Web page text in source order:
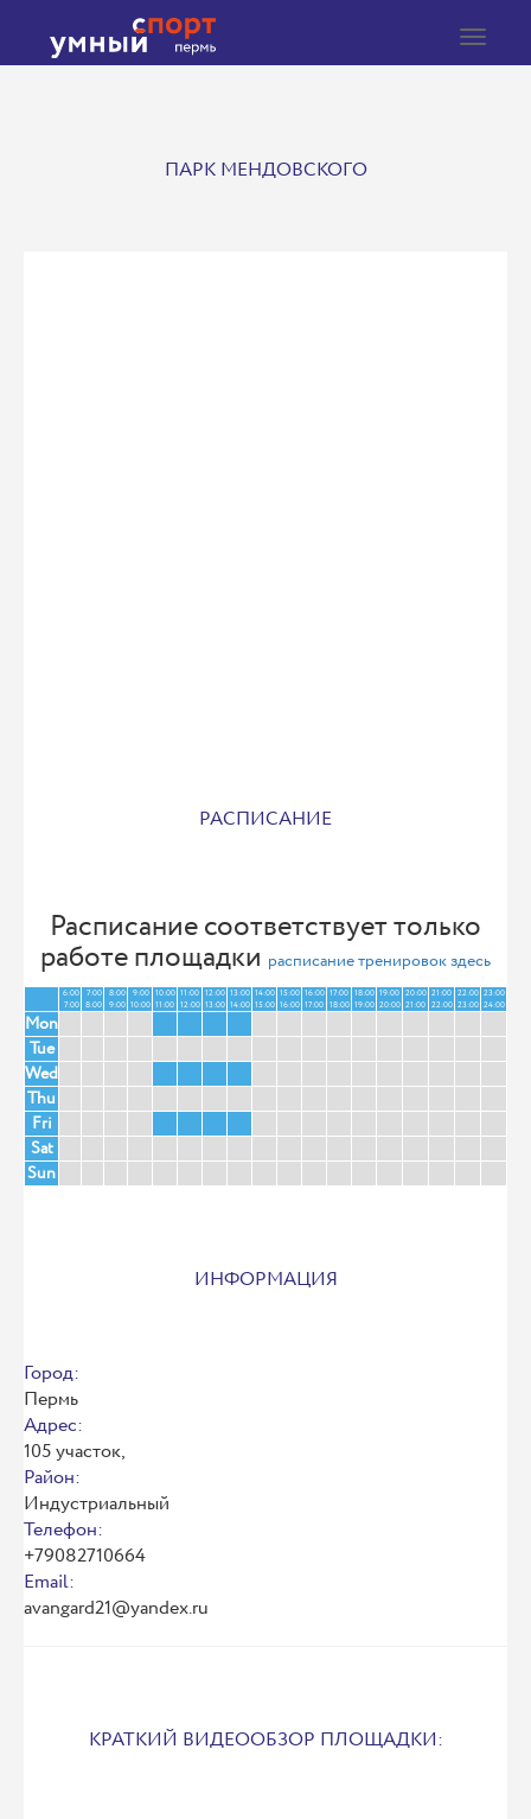
Toggle
ПАРК МЕНДОВСКОГО
РАСПИСАНИЕ
Расписание соответствует только
работе площадки расписание тренировок здесь
6:00
7:00
7:00
8:00
8:00
9:00
9:00
10:00
10:00
11:00
11:00
12:00
12:00
13:00
13:00
14:00
14:00
15:00
15:00
16:00
16:00
17:00
17:00
18:00
18:00
19:00
19:00
20:00
20:00
21:00
21:00
22:00
22:00
23:00
23:00
24:00
Mon
Tue
Wed
Thu
Fri
Sat
Sun
ИНФОРМАЦИЯ
Город:
Пермь
Адрес:
105 участок,
Район:
Индустриальный
Телефон:
+79082710664
Email:
avangard21@yandex.ru
КРАТКИЙ ВИДЕООБЗОР ПЛОЩАДКИ: